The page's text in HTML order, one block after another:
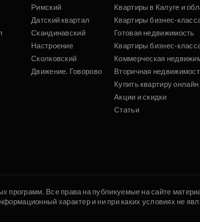
Римский
Датский квартал
Скандинавский
Настроение
Сколковский
Движение. Говорово
Квартиры в Калуге и
Квартиры бизнес-
Готовая недвижимость
Квартиры бизнес-
Коммерческая
Вторичная
Купить квартиру онлайн
Акции и скидки
Статьи
программ. Все права на публикуемые на сайте
характер и ни при каких условиях не